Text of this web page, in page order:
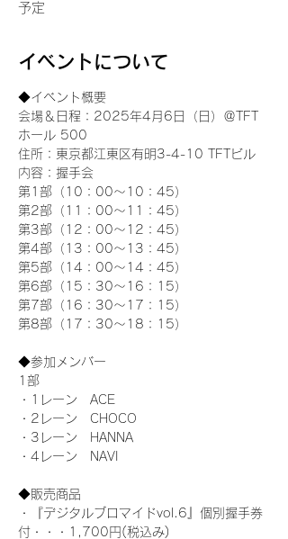
予定
イベントについて
◆イベント概要
会場＆日程：2025年4月6日（日）＠TFT
ホール 500
住所：東京都江東区有明3-4-10 TFTビル
内容：握手会
第1部（10：00～10：45）
第2部（11：00～11：45）
第3部（12：00～12：45）
第4部（13：00～13：45）
第5部（14：00～14：45）
第6部（15：30～16：15）
第7部（16：30～17：15）
第8部（17：30～18：15）
◆参加メンバー
1部
・1レーン　ACE
・2レーン　CHOCO
・3レーン　HANNA
・4レーン　NAVI
◆販売商品
・『デジタルブロマイドvol.6』個別握手券
付・・・1,700円(税込み)